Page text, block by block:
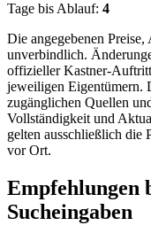
Tage bis Ablauf: 4
Die angegebenen
unverbindlich.
offizieller Kastner-
jeweiligen Eigentümern.
zugänglichen Quellen
Vollständigkeit und
gelten ausschließlich die
vor Ort.
Empfehlungen
Sucheingaben